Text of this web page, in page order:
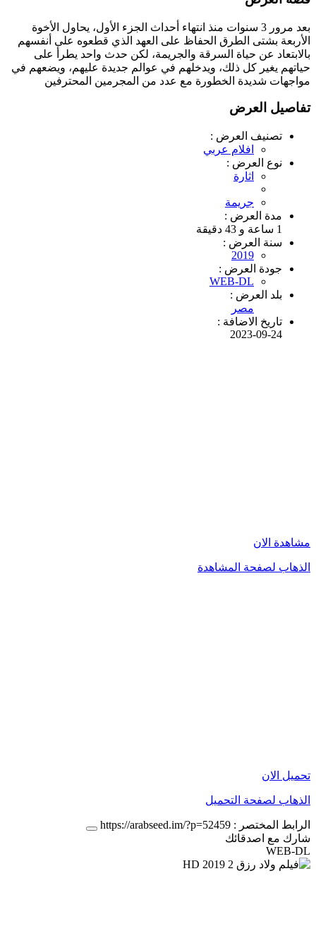
بعد مرور 3 سنوات منذ انتهاء أحداث الجزء الأول، يحاول الأخوة
الأربعة بشتى الطرق الحفاظ على العهد الذي قطعوه على أنفسهم
بالابتعاد عن حياة السرقة والجريمة، لكن حدث واحد يطرأ على
حياتهم يغير كل ذلك، ويدخلهم في عوالم جديدة عليهم، ويضعهم في
مواجهات شديدة الخطورة مع عدد من المجرمين المحترفين
تفاصيل العرض
تصنيف العرض :
افلام عربي
نوع العرض :
اثارة
جريمة
مدة العرض :
1 ساعة و 43 دقيقة
سنة العرض :
2019
جودة العرض :
WEB-DL
بلد العرض :
مصر
تاريخ الاضافة :
2023-09-24
مشاهدة الان
الذهاب لصفحة المشاهدة
تحميل الان
الذهاب لصفحة التحميل
الرابط المختصر : https://arabseed.im/?p=52459
شارك مع اصدقائك
WEB-DL